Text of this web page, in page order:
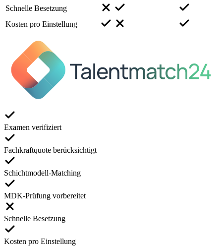
Schnelle Besetzung
Kosten pro Einstellung
Examen verifiziert
Fachkraftquote berücksichtigt
Schichtmodell-Matching
MDK-Prüfung vorbereitet
Schnelle Besetzung
Kosten pro Einstellung